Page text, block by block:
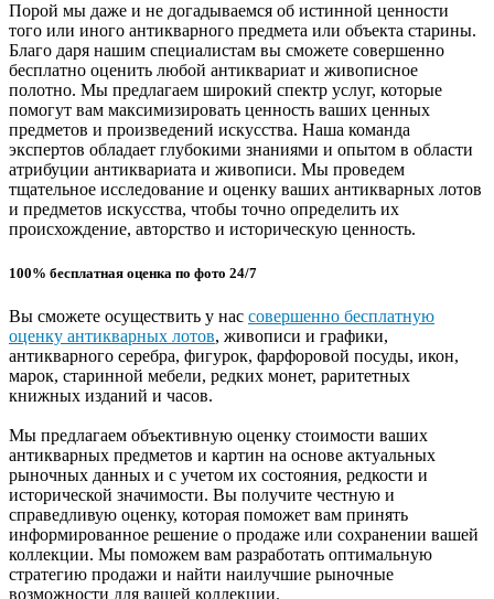
Порой мы даже и не догадываемся об истинной ценности
того или иного антикварного предмета или объекта старины.
Благо даря нашим специалистам вы сможете совершенно
бесплатно оценить любой антиквариат и живописное
полотно. Мы предлагаем широкий спектр услуг, которые
помогут вам максимизировать ценность ваших ценных
предметов и произведений искусства. Наша команда
экспертов обладает глубокими знаниями и опытом в области
атрибуции антиквариата и живописи. Мы проведем
тщательное исследование и оценку ваших антикварных лотов
и предметов искусства, чтобы точно определить их
происхождение, авторство и историческую ценность.
100% бесплатная оценка по фото 24/7
Вы сможете осуществить у нас совершенно бесплатную
оценку антикварных лотов, живописи и графики,
антикварного серебра, фигурок, фарфоровой посуды, икон,
марок, старинной мебели, редких монет, раритетных
книжных изданий и часов.
Мы предлагаем объективную оценку стоимости ваших
антикварных предметов и картин на основе актуальных
рыночных данных и с учетом их состояния, редкости и
исторической значимости. Вы получите честную и
справедливую оценку, которая поможет вам принять
информированное решение о продаже или сохранении вашей
коллекции. Мы поможем вам разработать оптимальную
стратегию продажи и найти наилучшие рыночные
возможности для вашей коллекции.